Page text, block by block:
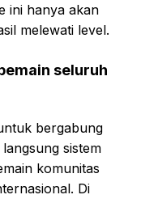
ini hanya akan
melewati level.
seluruh
bergabung
sistem
komunitas
Di